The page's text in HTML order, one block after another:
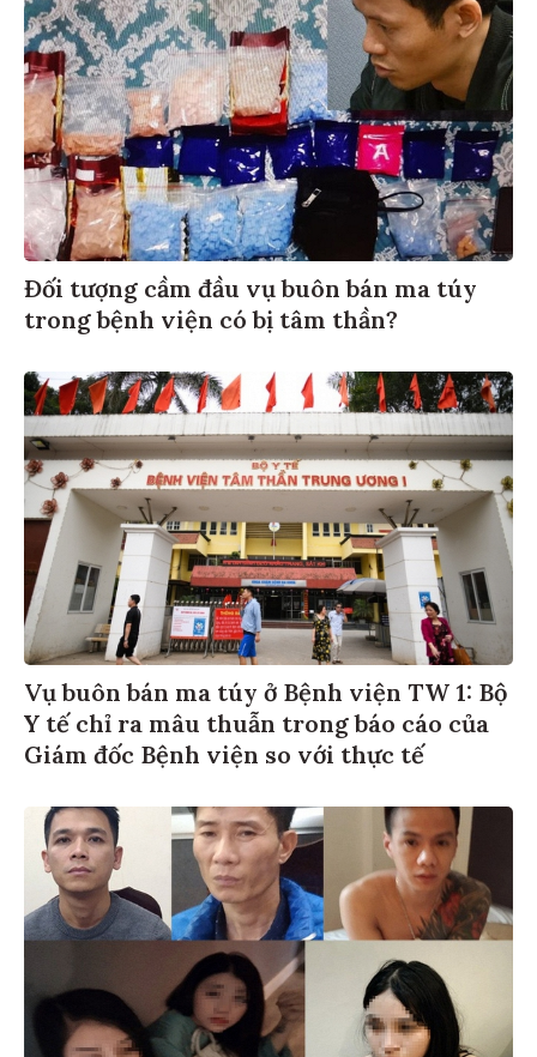
Đối tượng cầm đầu vụ buôn bán ma túy
trong bệnh viện có bị tâm thần?
Vụ buôn bán ma túy ở Bệnh viện TW 1: Bộ
Y tế chỉ ra mâu thuẫn trong báo cáo của
Giám đốc Bệnh viện so với thực tế